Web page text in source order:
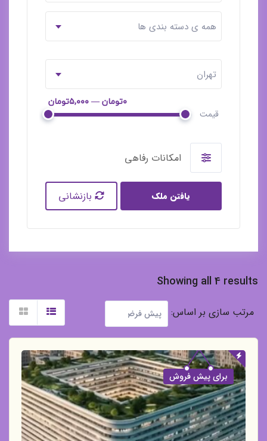
همه ی دسته بندی ها
تهران
قیمت
۰تومان — ۵,۰۰۰تومان
امکانات رفاهی
یافتن ملک
Showing all 4 results
مرتب سازی بر اساس:
برای پیش فروش